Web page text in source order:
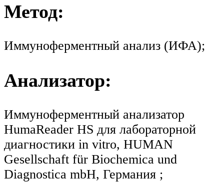
Метод:
Иммуноферментный анализ (ИФА);
Анализатор:
Иммуноферментный анализатор
HumaReader HS для лабораторной
диагностики in vitro, HUMAN
Gesellschaft für Biochemica und
Diagnostica mbH, Германия ;